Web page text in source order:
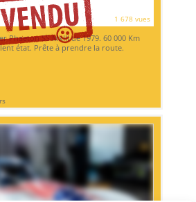
1 678 vues
Phaeton SS MkIII de 1979. 60 000 Km
état. Prête à prendre la route.